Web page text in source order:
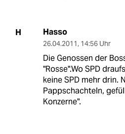
H Hasso
26.04.2011, 14:56 Uhr
Die Genossen der
"Rosse".Wo SPD
keine SPD mehr drin.
Pappschachteln,
Konzerne".